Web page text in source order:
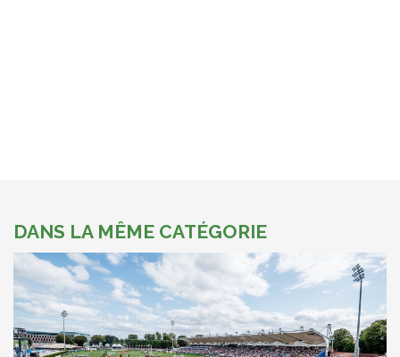
DANS LA MÊME CATÉGORIE